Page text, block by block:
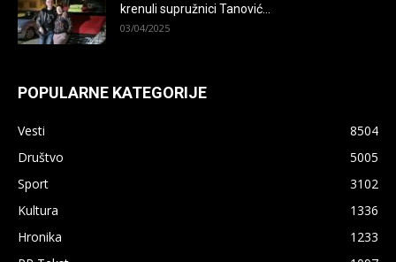
krenuli supružnici Tanović...
03/04/2025
POPULARNE KATEGORIJE
Vesti
8504
Društvo
5005
Sport
3102
Kultura
1336
Hronika
1233